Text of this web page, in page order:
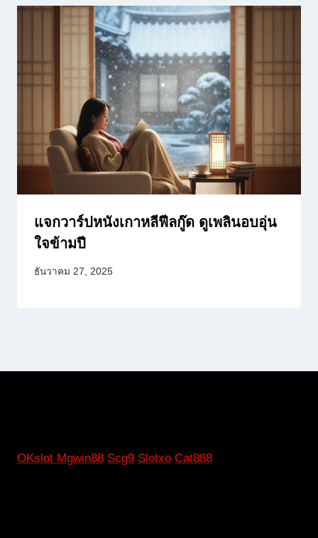
แจกวาร์ปหนังเกาหลีฟีลกู๊ด ดูเพลินอบอุ่น
ใจข้ามปี
ธันวาคม 27, 2025
OKslot Mgwin88 Scg9 Slotxo Cat888